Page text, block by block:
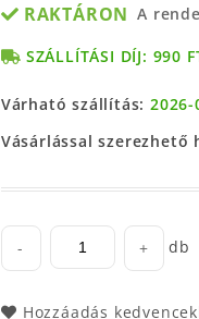
RAKTÁRON A
SZÁLLÍTÁSI DÍJ: 990
Várható szállítás:2026-
Vásárlással szerezhető
- + db
Hozzáadás